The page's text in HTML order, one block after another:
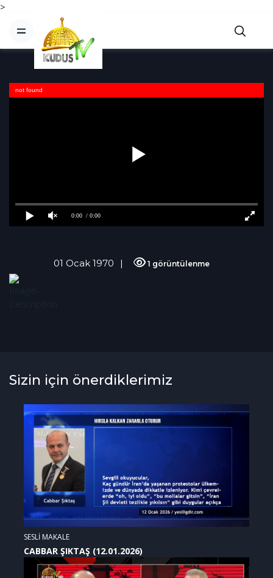
>
0:00 / 0:00
not found
01 Ocak 1970 1 görüntülenme
Sizin için önerdiklerimiz
SESLİ MAKALE
CABBAR ŞIKTAŞ (12.01.2026)